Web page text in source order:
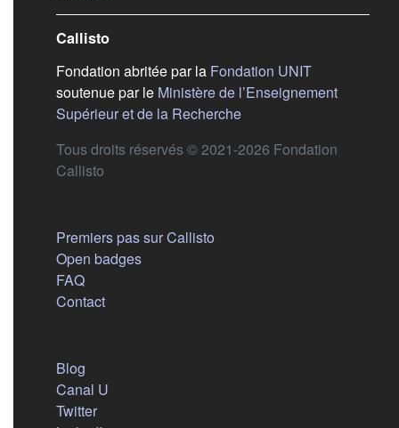
Callisto
Fondation abritée par la Fondation UNIT(s'ouvre
soutenue par le Ministère de l’Enseignement
Supérieur et de la Recherche(s'ouvre dans un nouvel
Tous droits réservés © 2021-2026 Fondation
Callisto
Premiers pas sur Callisto
Open badges
FAQ
Contact
Blog
Canal U
Twitter(s'ouvre dans un nouvel onglet)